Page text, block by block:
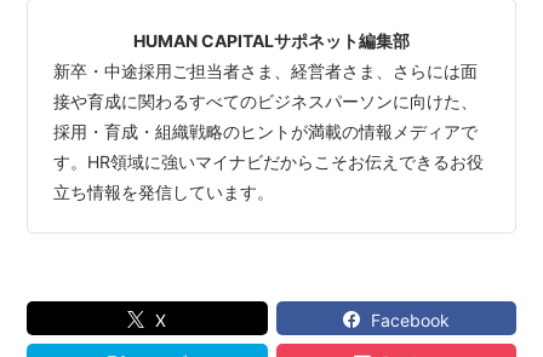
HUMAN CAPITALサポネット編集部
新卒・中途採用ご担当者さま、経営者さま、さらには面
接や育成に関わるすべてのビジネスパーソンに向けた、
採用・育成・組織戦略のヒントが満載の情報メディアで
す。HR領域に強いマイナビだからこそお伝えできるお役
立ち情報を発信しています。
X Facebook